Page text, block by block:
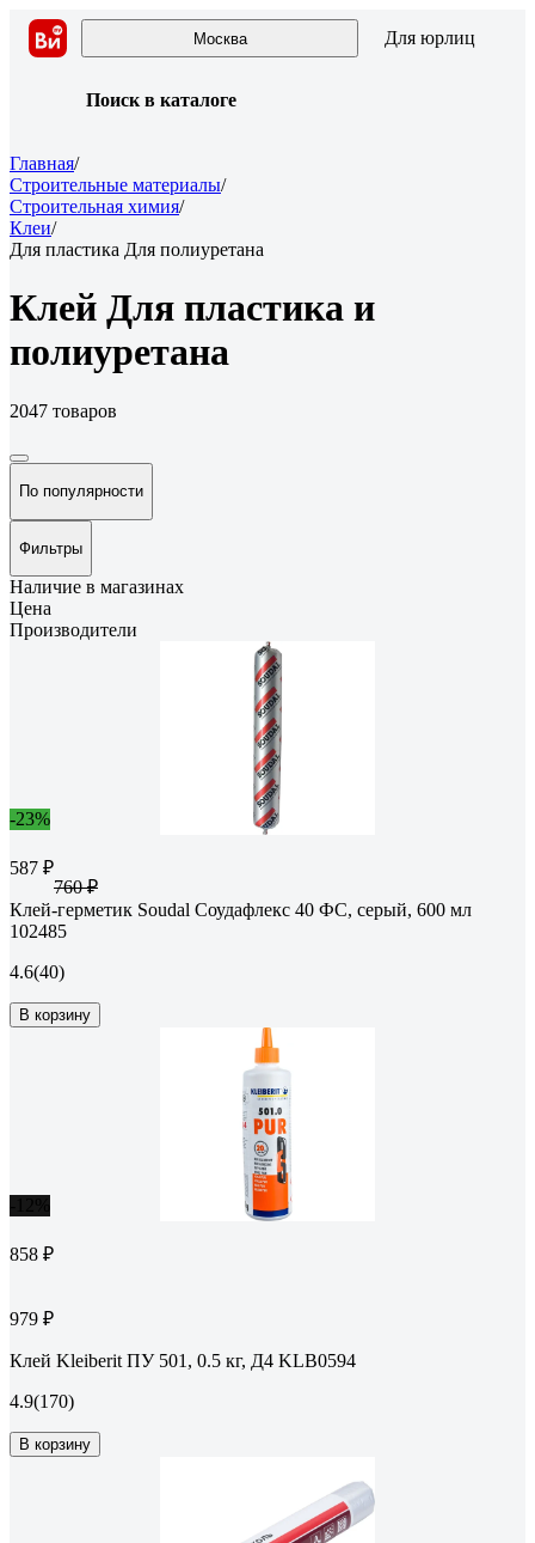
Москва Для юрлиц
Поиск в каталоге
Главная/
Строительные материалы/
Строительная химия/
Клеи/
Для пластика Для полиуретана
Клей Для пластика и
полиуретана
2047 товаров
По популярности
Фильтры
Наличие в магазинах
Цена
Производители
-23%
587 ₽
760 ₽
Клей-герметик Soudal Соудафлекс 40 ФС, серый, 600 мл
102485
4.6(40)
В корзину
858 ₽
979 ₽
Клей Kleiberit ПУ 501, 0.5 кг, Д4 KLB0594
4.9(170)
В корзину